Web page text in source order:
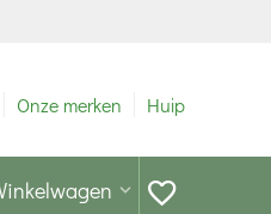
Onze merken Hulp